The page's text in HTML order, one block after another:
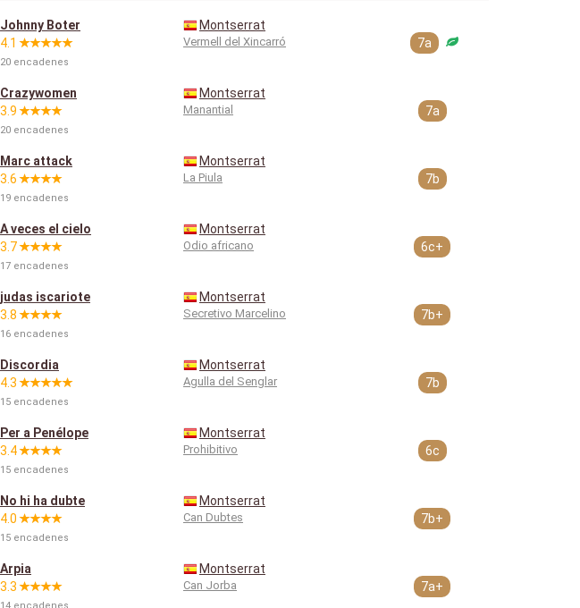
Johnny Boter
4.1
20 encadenes
Montserrat
Vermell del Xincarró 7a
Crazywomen
3.9
20 encadenes
Montserrat
Manantial 7a
Marc attack
3.6
19 encadenes
Montserrat
La Piula 7b
A veces el cielo
3.7
17 encadenes
Montserrat
Odio africano 6c+
judas iscariote
3.8
16 encadenes
Montserrat
Secretivo Marcelino 7b+
Discordia
4.3
15 encadenes
Montserrat
Agulla del Senglar 7b
Per a Penélope
3.4
15 encadenes
Montserrat
Prohibitivo 6c
No hi ha dubte
4.0
15 encadenes
Montserrat
Can Dubtes 7b+
Arpia
3.3
Montserrat
Can Jorba 7a+